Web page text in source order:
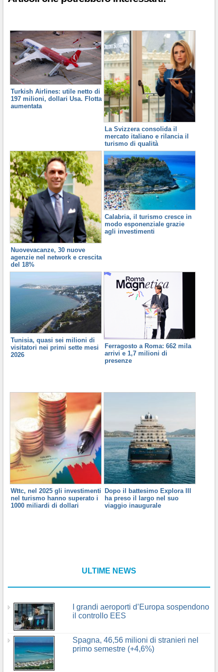
Turkish Airlines: utile netto di
197 milioni, dollari Usa. Flotta
aumentata
La Svizzera consolida il
mercato italiano e rilancia il
turismo di qualità
Nuovevacanze, 30 nuove
agenzie nel network e crescita
del 18%
Calabria, il turismo cresce in
modo esponenziale grazie
agli investimenti
Tunisia, quasi sei milioni di
visitatori nei primi sette mesi
2026
Ferragosto a Roma: 662 mila
arrivi e 1,7 milioni di
presenze
Wttc, nel 2025 gli investimenti
nel turismo hanno superato i
1000 miliardi di dollari
Dopo il battesimo Explora III
ha preso il largo nel suo
viaggio inaugurale
ULTIME NEWS
I grandi aeroporti d’Europa sospendono
il controllo EES
Spagna, 46,56 milioni di stranieri nel
primo semestre (+4,6%)